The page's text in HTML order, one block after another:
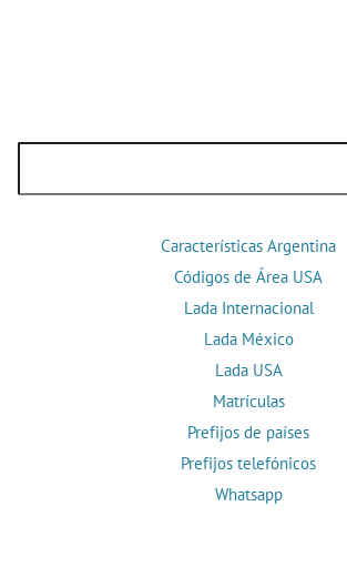
Características Argentina
Códigos de Área USA
Lada Internacional
Lada México
Lada USA
Matrículas
Prefijos de países
Prefijos telefónicos
Whatsapp